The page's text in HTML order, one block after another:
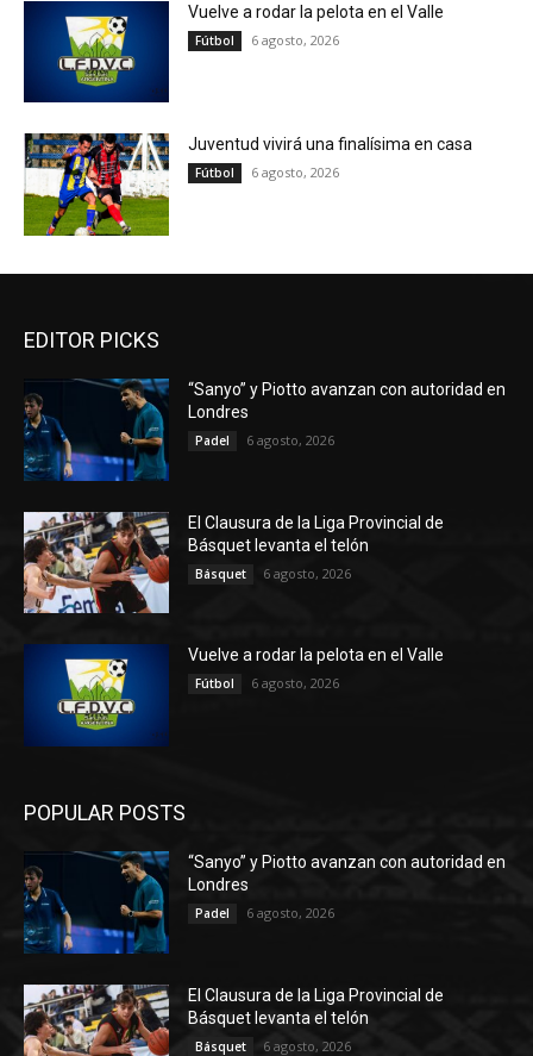
Vuelve a rodar la pelota en el Valle
Fútbol 6 agosto, 2026
Juventud vivirá una finalísima en casa
Fútbol 6 agosto, 2026
EDITOR PICKS
“Sanyo” y Piotto avanzan con autoridad en
Londres
Padel 6 agosto, 2026
El Clausura de la Liga Provincial de
Básquet levanta el telón
Básquet 6 agosto, 2026
Vuelve a rodar la pelota en el Valle
Fútbol 6 agosto, 2026
POPULAR POSTS
“Sanyo” y Piotto avanzan con autoridad en
Londres
Padel 6 agosto, 2026
El Clausura de la Liga Provincial de
Básquet levanta el telón
Básquet 6 agosto, 2026